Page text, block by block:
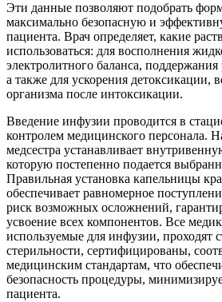
Эти данные позволяют подобрать
максимально безопасную и
пациента. Врач определяет, какие
использоваться: для восполнения
электролитного баланса,
а также для ускорения детоксикации,
организма после интоксикации.
Введение инфузии проводится в
контролем медицинского персонала.
медсестра устанавливает
которую постепенно подается
Правильная установка капельницы
обеспечивает равномерное
риск возможных осложнений,
усвоение всех компонентов. Все
используемые для инфузии, проходят
стерильности, сертифицированы,
медицинским стандартам, что
безопасность процедуры,
пациента.